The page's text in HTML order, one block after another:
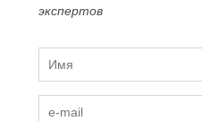
экспертов